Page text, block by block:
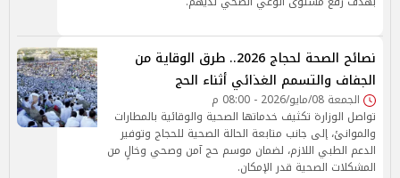
نصائح الصحة لحجاج 2026.. طرق الوقاية من
الجفاف والتسمم الغذائي أثناء الحج
الجمعة 08/مايو/2026 - 08:00 م
تواصل الوزارة تكثيف خدماتها الصحية والوقائية بالمطارات
والموانئ، إلى جانب متابعة الحالة الصحية للحجاج وتوفير
الدعم الطبي اللازم، لضمان موسم حج آمن وصحي وخالٍ من
المشكلات الصحية قدر الإمكان.